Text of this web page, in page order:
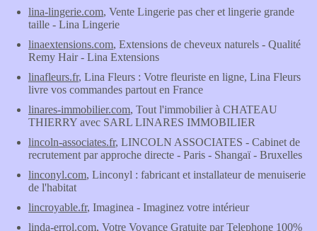
lina-lingerie.com, Vente Lingerie pas cher et lingerie grande
taille - Lina Lingerie
linaextensions.com, Extensions de cheveux naturels - Qualité
Remy Hair - Lina Extensions
linafleurs.fr, Lina Fleurs : Votre fleuriste en ligne, Lina Fleurs
livre vos commandes partout en France
linares-immobilier.com, Tout l'immobilier à CHATEAU
THIERRY avec SARL LINARES IMMOBILIER
lincoln-associates.fr, LINCOLN ASSOCIATES - Cabinet de
recrutement par approche directe - Paris - Shangaï - Bruxelles
linconyl.com, Linconyl : fabricant et installateur de menuiserie
de l'habitat
lincroyable.fr, Imaginea - Imaginez votre intérieur
linda-errol.com, Votre Voyance Gratuite par Telephone 100%